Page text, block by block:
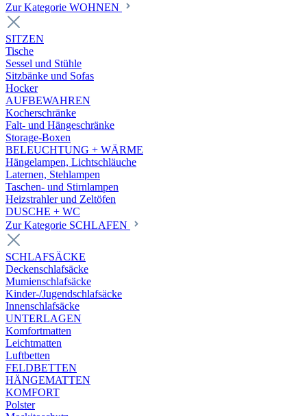
Zur Kategorie WOHNEN
SITZEN
Tische
Sessel und Stühle
Sitzbänke und Sofas
Hocker
AUFBEWAHREN
Kocherschränke
Falt- und Hängeschränke
Storage-Boxen
BELEUCHTUNG + WÄRME
Hängelampen, Lichtschläuche
Laternen, Stehlampen
Taschen- und Stirnlampen
Heizstrahler und Zeltöfen
DUSCHE + WC
Zur Kategorie SCHLAFEN
SCHLAFSÄCKE
Deckenschlafsäcke
Mumienschlafsäcke
Kinder-/Jugendschlafsäcke
Innenschlafsäcke
UNTERLAGEN
Komfortmatten
Leichtmatten
Luftbetten
FELDBETTEN
HÄNGEMATTEN
KOMFORT
Polster